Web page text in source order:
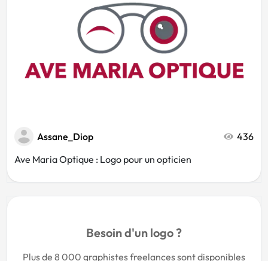
Assane_Diop
436
Ave Maria Optique : Logo pour un opticien
Besoin d'un logo ?
Plus de 8 000 graphistes freelances sont disponibles